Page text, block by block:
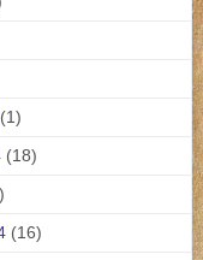
(1)
(18)
(16)